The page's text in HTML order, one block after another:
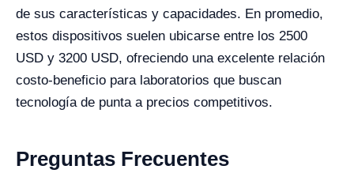
de sus características y capacidades. En promedio,
estos dispositivos suelen ubicarse entre los 2500
USD y 3200 USD, ofreciendo una excelente relación
costo-beneficio para laboratorios que buscan
tecnología de punta a precios competitivos.
Preguntas Frecuentes